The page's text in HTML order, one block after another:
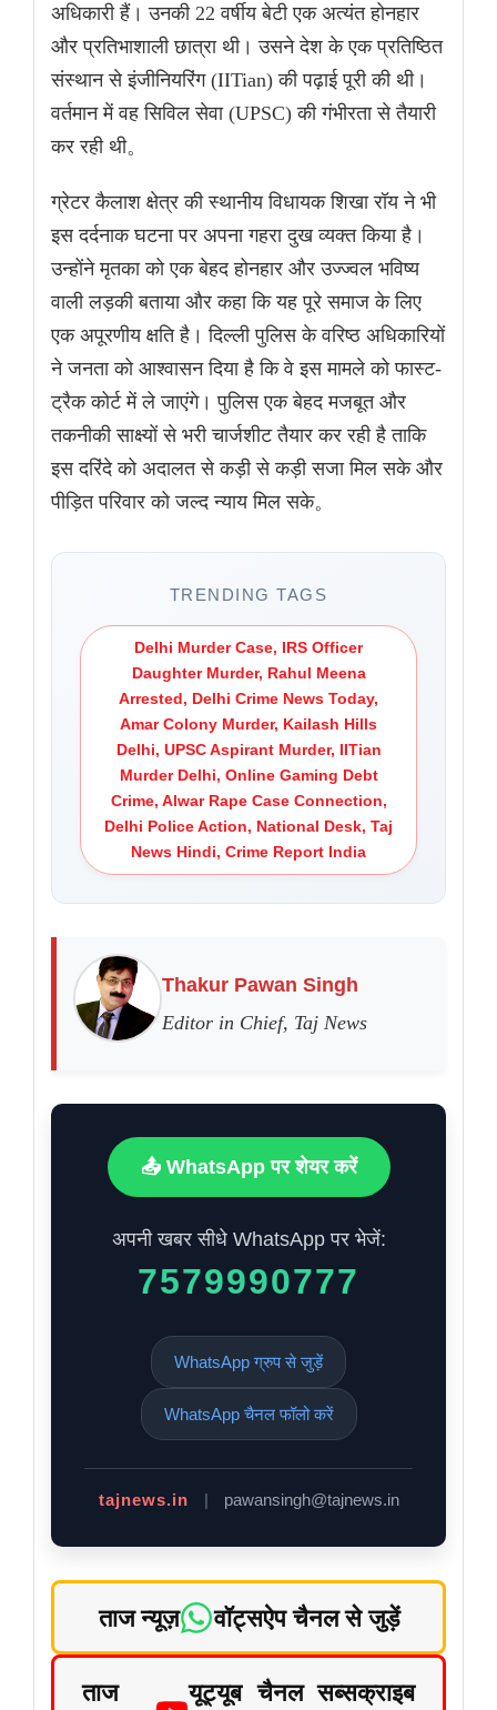
अधिकारी हैं। उनकी 22 वर्षीय बेटी एक अत्यंत होनहार
और प्रतिभाशाली छात्रा थी। उसने देश के एक प्रतिष्ठित
संस्थान से इंजीनियरिंग (IITian) की पढ़ाई पूरी की थी।
वर्तमान में वह सिविल सेवा (UPSC) की गंभीरता से तैयारी
कर रही थी。
ग्रेटर कैलाश क्षेत्र की स्थानीय विधायक शिखा रॉय ने भी
इस दर्दनाक घटना पर अपना गहरा दुख व्यक्त किया है।
उन्होंने मृतका को एक बेहद होनहार और उज्ज्वल भविष्य
वाली लड़की बताया और कहा कि यह पूरे समाज के लिए
एक अपूरणीय क्षति है। दिल्ली पुलिस के वरिष्ठ अधिकारियों
ने जनता को आश्वासन दिया है कि वे इस मामले को फास्ट-
ट्रैक कोर्ट में ले जाएंगे। पुलिस एक बेहद मजबूत और
तकनीकी साक्ष्यों से भरी चार्जशीट तैयार कर रही है ताकि
इस दरिंदे को अदालत से कड़ी से कड़ी सजा मिल सके और
पीड़ित परिवार को जल्द न्याय मिल सके。
TRENDING TAGS
Delhi Murder Case, IRS Officer
Daughter Murder, Rahul Meena
Arrested, Delhi Crime News Today,
Amar Colony Murder, Kailash Hills
Delhi, UPSC Aspirant Murder, IITian
Murder Delhi, Online Gaming Debt
Crime, Alwar Rape Case Connection,
Delhi Police Action, National Desk, Taj
News Hindi, Crime Report India
Thakur Pawan Singh
Editor in Chief, Taj News
📤 WhatsApp पर शेयर करें
अपनी खबर सीधे WhatsApp पर भेजें:
7579990777
WhatsApp ग्रुप से जुड़ें
WhatsApp चैनल फॉलो करें
tajnews.in | pawansingh@tajnews.in
ताज न्यूज़ वॉट्सऐप चैनल से जुड़ें
ताज
यूट्यूब चैनल सब्सक्राइब